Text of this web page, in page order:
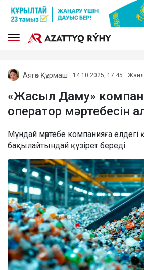
Аягөз Құрмаш 14.10.2025, 17:45
«Жасыл Даму»
оператор мәртебесін
Мұндай мәртебе компанияға
бақылайтындай құзірет береді